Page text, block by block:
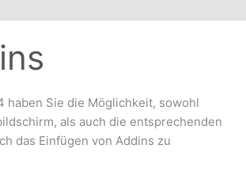
haben Sie die Möglichkeit, sowohl
als auch die entsprechenden
das Einfügen von Addins zu